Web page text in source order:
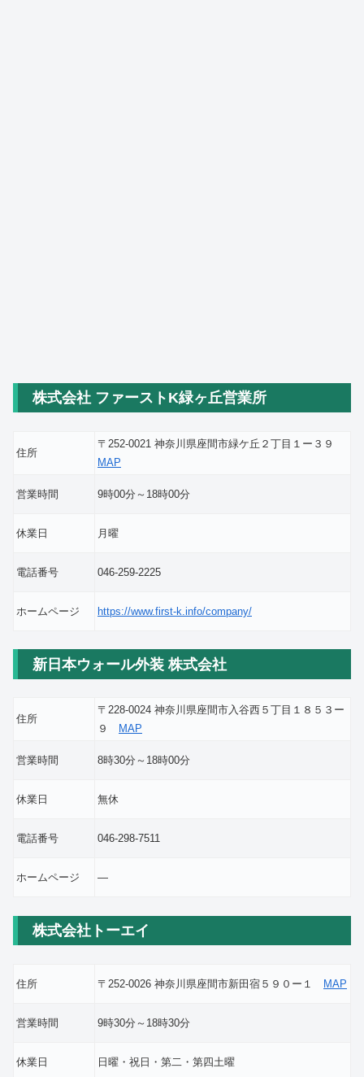
株式会社 ファーストK緑ヶ丘営業所
住所
〒252-0021 神奈川県座間市緑ケ丘２丁目１ー３９
MAP
営業時間 9時00分～18時00分
休業日 月曜
電話番号 046-259-2225
ホームページ https://www.first-k.info/company/
新日本ウォール外装 株式会社
住所
〒228-0024 神奈川県座間市入谷西５丁目１８５３ー
９
MAP
営業時間 8時30分～18時00分
休業日 無休
電話番号 046-298-7511
ホームページ ―
株式会社トーエイ
住所 〒252-0026 神奈川県座間市新田宿５９０ー１ MAP
営業時間 9時30分～18時30分
休業日 日曜・祝日・第二・第四土曜